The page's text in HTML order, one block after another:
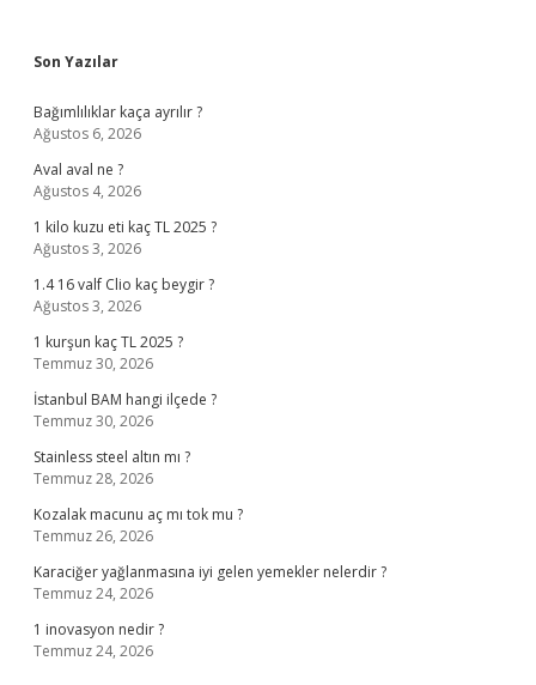
Sidebar
Son Yazılar
Bağımlılıklar kaça ayrılır ?
Ağustos 6, 2026
Aval aval ne ?
Ağustos 4, 2026
1 kilo kuzu eti kaç TL 2025 ?
Ağustos 3, 2026
1.4 16 valf Clio kaç beygir ?
Ağustos 3, 2026
1 kurşun kaç TL 2025 ?
Temmuz 30, 2026
İstanbul BAM hangi ilçede ?
Temmuz 30, 2026
Stainless steel altın mı ?
Temmuz 28, 2026
Kozalak macunu aç mı tok mu ?
Temmuz 26, 2026
Karaciğer yağlanmasına iyi gelen yemekler nelerdir ?
Temmuz 24, 2026
1 inovasyon nedir ?
Temmuz 24, 2026